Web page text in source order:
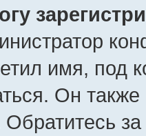
имя, под
Он
Обратитесь